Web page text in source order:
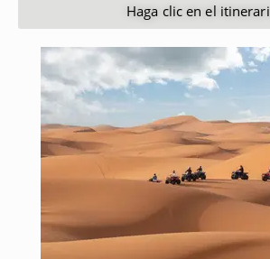
Haga clic en el